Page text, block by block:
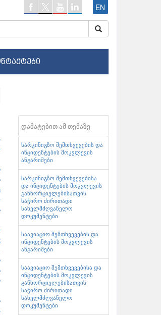
EN
დამატებით ამ თემაზე
სარკინიგზო შემთხვევების და
ინციდენტების მოკვლევის
ანგარიშები
სარკინიგზო შემთხვევებისა
და ინციდენტების მოკვლევის
განხორციელებისათვის
საჭირო ძირითადი
სახელმძღვანელო
დოკუმენტები
საავიაციო შემთხვევების და
ინციდენტების მოკვლევის
ანგარიშები
საავიაციო შემთხვევებისა და
ინციდენტების მოკვლევის
განხორციელებისათვის
საჭირო ძირითადი
სახელმძღვანელო
დოკუმენტები